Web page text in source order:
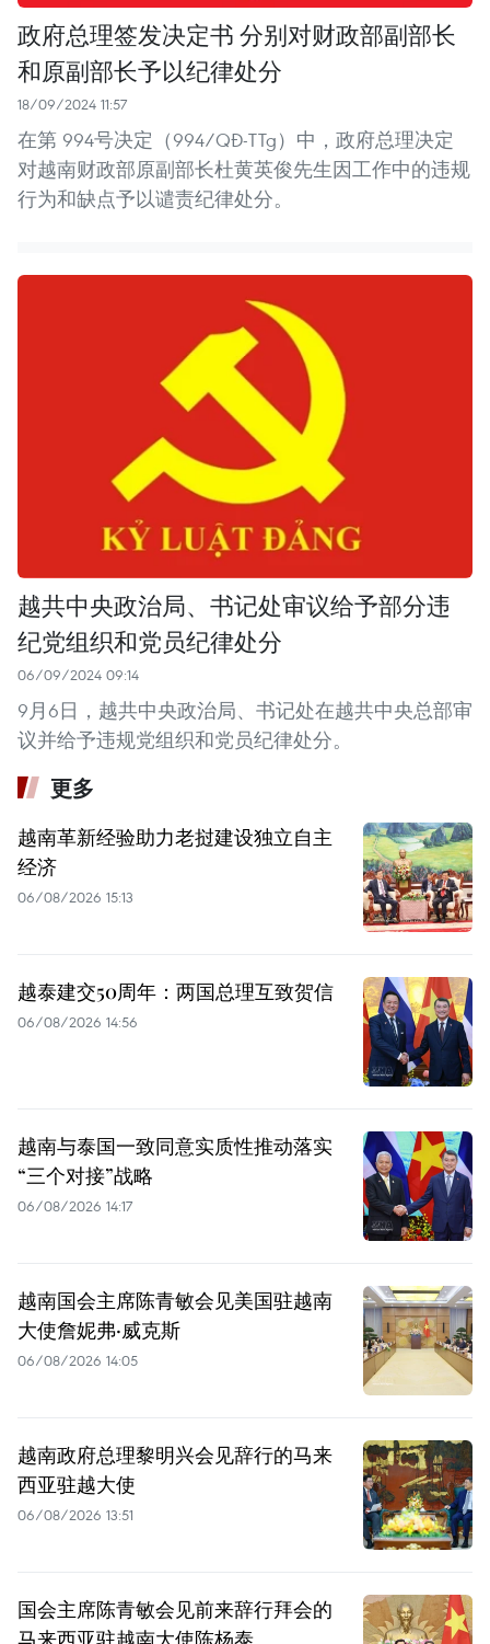
政府总理签发决定书 分别对财政部副部长
和原副部长予以纪律处分
18/09/2024 11:57
在第 994号决定（994/QĐ-TTg）中，政府总理决定
对越南财政部原副部长杜黄英俊先生因工作中的违规
行为和缺点予以谴责纪律处分。
越共中央政治局、书记处审议给予部分违
纪党组织和党员纪律处分
06/09/2024 09:14
9月6日，越共中央政治局、书记处在越共中央总部审
议并给予违规党组织和党员纪律处分。
更多
越南革新经验助力老挝建设独立自主
经济
06/08/2026 15:13
越泰建交50周年：两国总理互致贺信
06/08/2026 14:56
越南与泰国一致同意实质性推动落实
“三个对接”战略
06/08/2026 14:17
越南国会主席陈青敏会见美国驻越南
大使詹妮弗·威克斯
06/08/2026 14:05
越南政府总理黎明兴会见辞行的马来
西亚驻越大使
06/08/2026 13:51
国会主席陈青敏会见前来辞行拜会的
马来西亚驻越南大使陈杨泰